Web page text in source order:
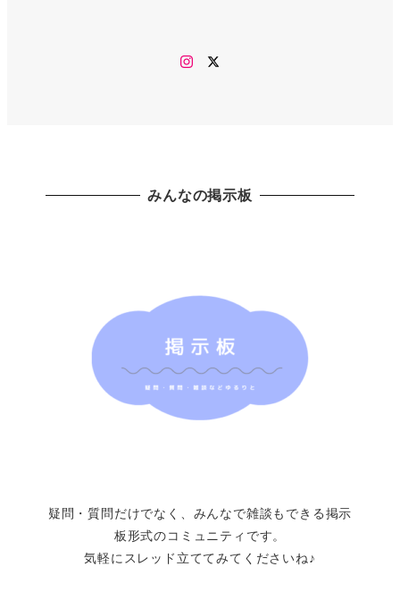
Instagram
みんなの掲示板
疑問・質問だけでなく、みんなで雑談もできる掲示
板形式のコミュニティです。
気軽にスレッド立ててみてくださいね♪